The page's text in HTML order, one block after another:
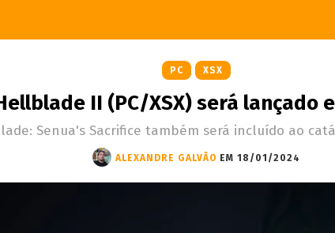
PC XSX
II (PC/XSX) será lançado
Senua's Sacrifice também será incluído ao
ALEXANDRE GALVÃO EM 18/01/2024